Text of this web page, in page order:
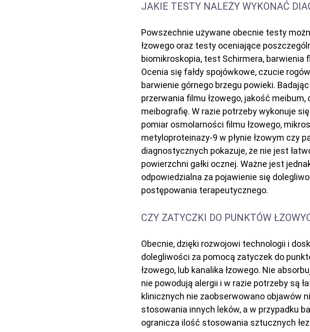
JAKIE TESTY NALEŻY WYKONAĆ
Powszechnie używane obecnie testy
łzowego oraz testy oceniające
biomikroskopia, test Schirmera, barwienia
Ocenia się fałdy spojówkowe, czucie
barwienie górnego brzegu powieki.
przerwania filmu łzowego, jakość
meibografię. W razie potrzeby wykonuje
pomiar osmolarności filmu łzowego,
metyloproteinazy-9 w płynie łzowym czy
diagnostycznych pokazuje, że nie jest
powierzchni gałki ocznej. Ważne jest
odpowiedzialna za pojawienie się
postępowania terapeutycznego.
CZY ZATYCZKI DO PUNKTÓW
Obecnie, dzięki rozwojowi technologii i
dolegliwości za pomocą zatyczek do
łzowego, lub kanalika łzowego. Nie
nie powodują alergii i w razie potrzeby są
klinicznych nie zaobserwowano objawów
stosowania innych leków, a w przypadku
ogranicza ilość stosowania sztucznych